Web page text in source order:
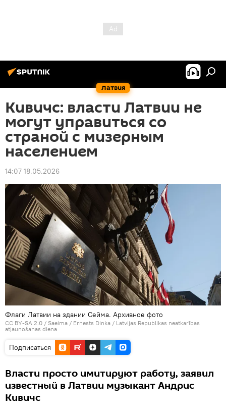
Латвия
Кивичс: власти Латвии не
могут управиться со
страной с мизерным
населением
14:07 18.05.2026
Флаги Латвии на здании Сейма. Архивное фото
CC BY-SA 2.0 / Saeima / Ernests Dinka / Latvijas Republikas neatkarības
atjaunošanas diena
Подписаться
Власти просто имитируют работу, заявил
известный в Латвии музыкант Андрис
Кивичс